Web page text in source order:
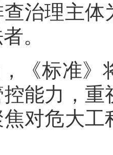
治理主
。
《标准
能力，
对危大